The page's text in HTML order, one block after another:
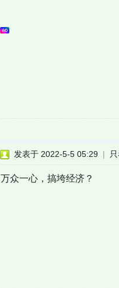
发表于 2022-5-5 05:29 |
万众一心，搞垮经济？